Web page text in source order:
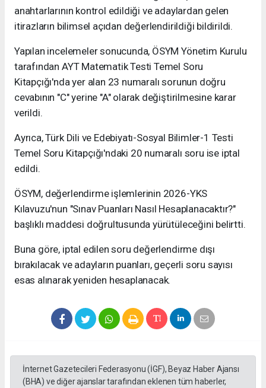
anahtarlarının kontrol edildiği ve adaylardan gelen
itirazların bilimsel açıdan değerlendirildiği bildirildi.
Yapılan incelemeler sonucunda, ÖSYM Yönetim Kurulu
tarafından AYT Matematik Testi Temel Soru
Kitapçığı'nda yer alan 23 numaralı sorunun doğru
cevabının "C" yerine "A" olarak değiştirilmesine karar
verildi.
Ayrıca, Türk Dili ve Edebiyatı-Sosyal Bilimler-1 Testi
Temel Soru Kitapçığı'ndaki 20 numaralı soru ise iptal
edildi.
ÖSYM, değerlendirme işlemlerinin 2026-YKS
Kılavuzu'nun "Sınav Puanları Nasıl Hesaplanacaktır?"
başlıklı maddesi doğrultusunda yürütüleceğini belirtti.
Buna göre, iptal edilen soru değerlendirme dışı
bırakılacak ve adayların puanları, geçerli soru sayısı
esas alınarak yeniden hesaplanacak.
İnternet Gazetecileri Federasyonu (İGF), Beyaz Haber Ajansı
(BHA) ve diğer ajanslar tarafından eklenen tüm haberler,